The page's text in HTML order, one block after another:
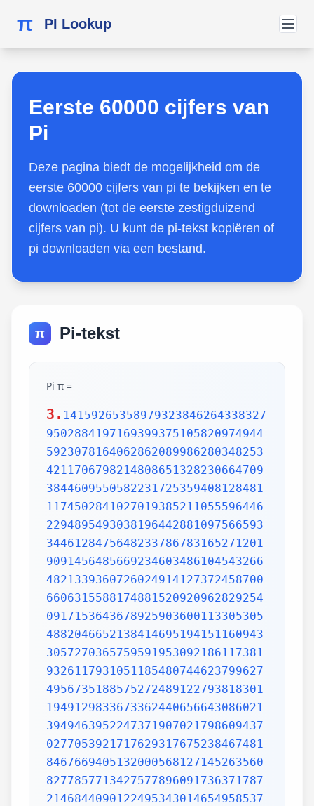
π PI Lookup
Eerste 60000 cijfers van
Pi
Deze pagina biedt de mogelijkheid om de
eerste 60000 cijfers van pi te bekijken en te
downloaden (tot de eerste zestigduizend
cijfers van pi). U kunt de pi-tekst kopiëren of
pi downloaden via een bestand.
π Pi-tekst
Pi π =
3. 1415926535897932384626433832795028841971693993751058209749445923078164062862089986280348253421170679821480865132823066470938446095505822317253594081284811174502841027019385211055596446229489549303819644288109756659334461284756482337867831652712019091456485669234603486104543266482133936072602491412737245870066063155881748815209209628292540917153643678925903600113305305488204665213841469519415116094330572703657595919530921861173819326117931051185480744623799627495673518857527248912279381830119491298336733624406566430860213949463952247371907021798609437027705392171762931767523846748184676694051320005681271452635608277857713427577896091736371787214684409012249534301465495853710507922796892589235420199561121290219608640344181598136297747713099605187072113499999983729780499510597317328160963185950244594553469083026425223082533446850352619311881710100031378387528865875332083814206171776691473035982534904287554687311595628638823537875937519577818577805321712268066130019278766111959092164201989380952572010654858632788659361533818279682303019520353018529689957736225994138912497217752834791315155748572424541506959508295331168617278558890750983817546374649393192550604009277016711390098488240128583616035637076601047101819429555961989467678374494482553797747268471040475346462080466842590694912933136770289891521047521620569660240580381501935112533824300355876402474964732639141992726042699227967823547816360093417216412199245863150302861829745557067498385054945885869269956909272107975093029553211653449872027559602364806654991198818347977535663698074265425278625518184175746728909777727938000816470600161452491921732172147723501414419735685481613611573525521334757418494684385233239073941433345477624168625189835694855620992192221842725502542568876717904946016534668049886272327917860857843838279679766814541009538837863609506800642251252051173929848960841284886269456042419652850222106611863067442786220391949450471237137869609563643719172874677646575739624138908658326459958133904780275900994657640789512694683983525957098258226205224894077267194782684826014769909026401363944374553050682034962524517493996514314298091906592509372216964615157098583874105978859597729754989301617539284681382686838689427741559918559252459539594310499725246808459872736446958486538367362226260991246080512438843904512441365497627807977156914359977001296160894416948685558484063534220722258284886481584560285060168427394522674676788952521385225499546667278239864565961163548862305774564980355936345681743241125150760694794510965960940252288797108931456691368672287489405601015033086179286809208747609178249385890097149096759852613655497818931297848216829989487226588048575640142704775551323796414515237462343645428584447952658678210511413547357395231134271661021359695362314429524849371871101457654035902799344037420073105785390621983874478084784896833214457138687519435064302184531910484810053706146806749192781911979399520614196634287544406437451237181921799983910159195618146751426912397489409071864942319615679452080951465502252316038819301420937621378559566389377870830390697920773467221825625996615014215030680384477345492026054146659252014974428507325186660021324340881907104863317346496514539057962685610055081066587969981635747363840525714591028970641401109712062804390397595156771577004203378699360072305587631763594218731251471205329281918261861258673215791984148488291644706095752706957220917567116722910981690915280173506712748583222871835209353965725121083579151369882091444210067510334671103141267111369908658516398315019701651511685171437657618351556508849099898599823873455283316355076479185358932261854896321329330898570642046752590709154814165498594616371802709819943099244889575712828905923233260972997120844335732654893823911932597463667305836041428138830320382490375898524374417029132765618093773444030707469211201913020330380197621101100449293215160842444859637669838952286847831235526582131449576857262433441893039686426243410773226978028073189154411010446823252716201052652272111660396665573092547110557853763466820653109896526918620564769312570586356620185581007293606598764861179104533488503461136576867532494416680396265797877185560845529654126654085306143444318586769751456614068007002378776591344017127494704205622305389945613140711270004078547332699390814546646458807972708266830634328587856983052358089330657574067954571637752542021149557615814002501262285941302164715509792592309907965473761255176567513575178296664547791745011299614890304639947132962107340437518957359614589019389713111790429782856475032031986915140287080859904801094121472213179476477726224142548545403321571853061422881375850430633217518297986622371721591607716692547487389866549494501146540628433663937900397692656721463853067360965712091807638327166416274888800786925602902284721040317211860820419000422966171196377921337575114959501566049631862947265473642523081770367515906735023507283540567040386743513622224771589150495309844489333096340878076932599397805419341447377441842631298608099888687413260472156951623965864573021631598193195167353812974167729478672422924654366800980676928238280689964004824354037014163149658979409243237896907069779422362508221688957383798623001593776471651228935786015881617557829735233446042815126272037343146531977774160319906655418763979293344195215413418994854447345673831624993419131814809277771038638773431772075456545322077709212019051660962804909263601975988281613323166636528619326686336062735676303544776280350450777235547105859548702790814356240145171806246436267945612753181340783303362542327839449753824372058353114771199260638133467768796959703098339130771098704085913374641442822772634659470474587847787201927715280731767907707157213444730605700733492436931138350493163128404251219256517980694113528013147013047816437885185290928545201165839341965621349143415956258658655705526904965209858033850722426482939728584783163057777560688876446248246857926039535277348030480290058760758251047470916439613626760449256274204208320856611906254543372131535958450687724602901618766795240616342522577195429162991930645537799140373404328752628889639958794757291746426357455254079091451357111369410911939325191076020825202618798531887705842972591677813149699009019211697173727847684726860849003377024242916513005005168323364350389517029893922334517220138128069650117844087451960121228599371623130171144484640903890644954440061986907548516026327505298349187407866808818338510228334508504860825039302133219715518430635455007668282949304137765527939751754613953984683393638304746119966538581538420568533862186725233402830871123282789212507712629463229563989898935821167456270102183564622013496715188190973038119800497340723961036854066431939509790190699639552453005450580685501956730229219139339185680344903982059551002263535361920419947455385938102343955449597783779023742161727111723643435439478221818528624085140066604433258885698670543154706965747458550332323342107301545940516553790686627333799585115625784322988273723198987571415957811196358330059408730681216028764962867446047746491599505497374256269010490377819868359381465741268049256487985561453723478673303904688383436346553794986419270563872931748723320837601123029911367938627089438799362016295154133714248928307220126901475466847653576164773794675200490757155527819653621323926406160136358155907422020203187277605277219005561484255518792530343513984425322341576233610642506390497500865627109535919465897514131034822769306247435363256916078154781811528436679570611086153315044521274739245449454236828860613408414863776700961207151249140430272538607648236341433462351897576645216413767969031495019108575984423919862916421939949072362346468441173940326591840443780513338945257423995082965912285085558215725031071257012668302402929525220118726767562204154205161841634847565169998116141010029960783869092916030288400269104140792886215078424516709087000699282120660418371806535567252532567532861291042487761825829765157959847035622262934860034158722980534989650226291748788202734209222245339856264766914905562842503912757710284027998066365825488926488025456610172967026640765590429099456815065265305371829412703369313785178609040708667114965583434347693385781711386455873678123014587687126603489139095620099393610310291616152881384379099042317473363948045759314931405297634757481193567091101377517210080315590248530906692037671922033229094334676851422144773793937517034436619910403375111735471918550464490263655128162288244625759163330391072253837421821408835086573917715096828874782656995995744906617583441375223970968340800535598491754173818839994469748676265516582765848358845314277568790029095170283529716344562129640435231176006651012412006597558512761785838292041974844236080071930457618932349229279650198751872127267507981255470958904556357921221033346697499235630254947802490114195212382815309114079073860251522742995818072471625916685451333123948049470791191532673430282441860414263639548000448002670496248201792896476697583183271314251702969234889627668440323260927524960357996469256504936818360900323809293459588970695365349406034021665443755890045632882250545255640564482465151875471196218443965825337543885690941130315095261793780029741207665147939425902989695946995565761218656196733786236256125216320862869222103274889218654364802296780705765615144632046927906821207388377814233562823608963208068222468012248261177185896381409183903673672220888321513755600372798394004152970028783076670944474560134556417254370906979396122571429894671543578468788614445812314593571984922528471605049221242470141214780573455105008019086996033027634787081081754501193071412233908663938339529425786905076431006383519834389341596131854347546495569781038293097164651438407007073604112373599843452251610507027056235266012764848308407611830130527932054274628654036036745328651057065874882256981579367897669742205750596834408697350201410206723585020072452256326513410559240190274216248439140359989535394590944070469120914093870012645600162374288021092764579310657922955249887275846101264836999892256959688159205600101655256375678